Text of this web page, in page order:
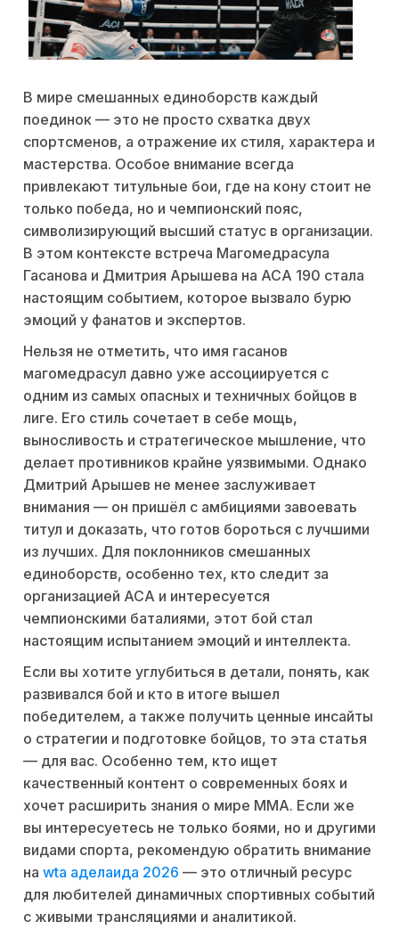
В мире смешанных единоборств каждый
поединок — это не просто схватка двух
спортсменов, а отражение их стиля, характера и
мастерства. Особое внимание всегда
привлекают титульные бои, где на кону стоит не
только победа, но и чемпионский пояс,
символизирующий высший статус в организации.
В этом контексте встреча Магомедрасула
Гасанова и Дмитрия Арышева на ACA 190 стала
настоящим событием, которое вызвало бурю
эмоций у фанатов и экспертов.
Нельзя не отметить, что имя гасанов
магомедрасул давно уже ассоциируется с
одним из самых опасных и техничных бойцов в
лиге. Его стиль сочетает в себе мощь,
выносливость и стратегическое мышление, что
делает противников крайне уязвимыми. Однако
Дмитрий Арышев не менее заслуживает
внимания — он пришёл с амбициями завоевать
титул и доказать, что готов бороться с лучшими
из лучших. Для поклонников смешанных
единоборств, особенно тех, кто следит за
организацией ACA и интересуется
чемпионскими баталиями, этот бой стал
настоящим испытанием эмоций и интеллекта.
Если вы хотите углубиться в детали, понять, как
развивался бой и кто в итоге вышел
победителем, а также получить ценные инсайты
о стратегии и подготовке бойцов, то эта статья
— для вас. Особенно тем, кто ищет
качественный контент о современных боях и
хочет расширить знания о мире ММА. Если же
вы интересуетесь не только боями, но и другими
видами спорта, рекомендую обратить внимание
на wta аделаида 2026 — это отличный ресурс
для любителей динамичных спортивных событий
с живыми трансляциями и аналитикой.